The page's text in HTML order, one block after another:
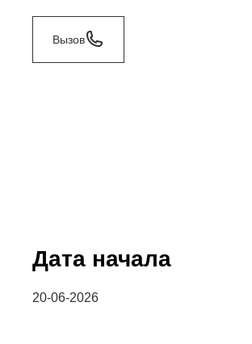
Вызов
Дата начала
20-06-2026